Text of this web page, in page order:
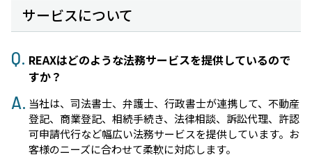
サービスについて
REAXはどのような法務サービスを提供しているので
すか？
当社は、司法書士、弁護士、行政書士が連携して、不動産
登記、商業登記、相続手続き、法律相談、訴訟代理、許認
可申請代行など幅広い法務サービスを提供しています。お
客様のニーズに合わせて柔軟に対応します。